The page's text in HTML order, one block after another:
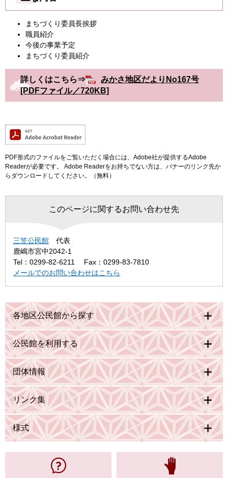
まちづくり委員長挨拶
職員紹介
今後の事業予定
まちづくり委員紹介
詳しくはこちら⇒
みかさ地区だよりNo167号
[PDFファイル／720KB]
PDF形式のファイルをご覧いただく場合には、Adobe社が提供するAdobe
Readerが必要です。
Adobe Readerをお持ちでない方は、バナーのリンク先か
らダウンロードしてください。（無料）
このページに関するお問い合わせ先
三笠公民館
代表
鹿嶋市宮中2042-1
Tel：0299-82-6211
Fax：0299-83-7810
メールでのお問い合わせはこちら
各地区公民館から探す
公民館を利用する
団体情報
リンク集
様式